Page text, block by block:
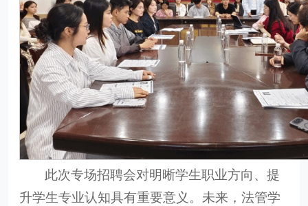
此次专场招聘会对明晰学生职业方向、提
升学生专业认知具有重要意义。未来，法管学